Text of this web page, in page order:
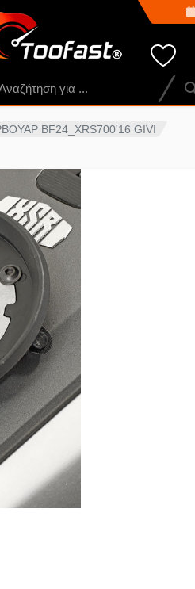
BF24_XRS700'16 GIVI